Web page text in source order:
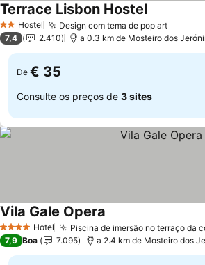
2 Estrelas
Hostel Design com tema de pop artVer
Terrace Lisbon HostelVer preços
7,4 2.410 a 0.3 km de Mosteiro dos
De € 35
Consulte os preços de 3 sites
4 EstrelasHotel Piscina de imersão no terraço da
Vila Gale Opera
7,9 Boa 7.095 a 2.4 km de Mosteiro dos